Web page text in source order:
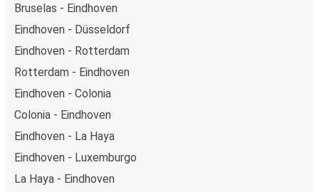
Bruselas - Eindhoven
Eindhoven - Düsseldorf
Eindhoven - Rotterdam
Rotterdam - Eindhoven
Eindhoven - Colonia
Colonia - Eindhoven
Eindhoven - La Haya
Eindhoven - Luxemburgo
La Haya - Eindhoven